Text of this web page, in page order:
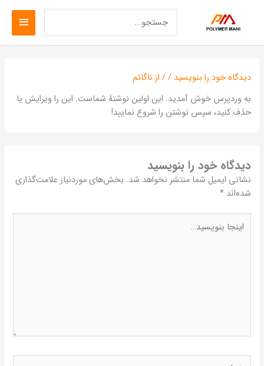
اصلی
برای:
دیدگاه‌ خود را بنویسید // از ناگاتم
به وردپرس خوش آمدید. این اولین نوشتهٔ شماست. این را ویرایش یا
حذف کنید، سپس نوشتن را شروع نمایید!
دیدگاه‌ خود را بنویسید
نشانی ایمیل شما منتشر نخواهد شد. بخش‌های موردنیاز علامت‌گذاری
شده‌اند*
بنویسید…